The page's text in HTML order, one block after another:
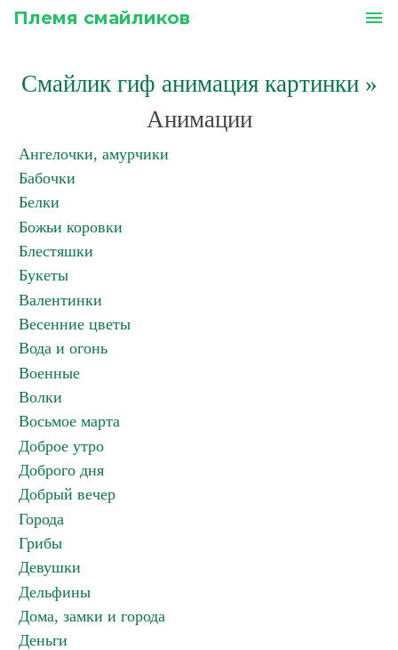
Племя смайликов menu
Смайлик гиф анимация картинки»
Анимации
Ангелочки, амурчики
Бабочки
Белки
Божьи коровки
Блестяшки
Букеты
Валентинки
Весенние цветы
Вода и огонь
Военные
Волки
Восьмое марта
Доброе утро
Доброго дня
Добрый вечер
Города
Грибы
Девушки
Дельфины
Дома, замки и города
Деньги